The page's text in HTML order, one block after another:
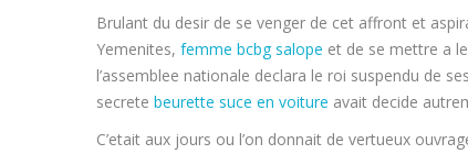
Brulant du desir de se venger de cet affront et
Yemenites, femme bcbg salope et de se mettre a
l’assemblee nationale declara le roi suspendu de
secrete beurette suce en voiture avait decide
C’etait aux jours ou l’on donnait de vertueux